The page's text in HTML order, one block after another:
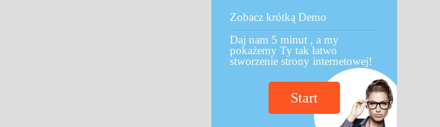
Zobacz krótką Demo
Daj nam 5 minut , a my
pokażemy Ty tak łatwo
stworzenie strony internetowej!
Start